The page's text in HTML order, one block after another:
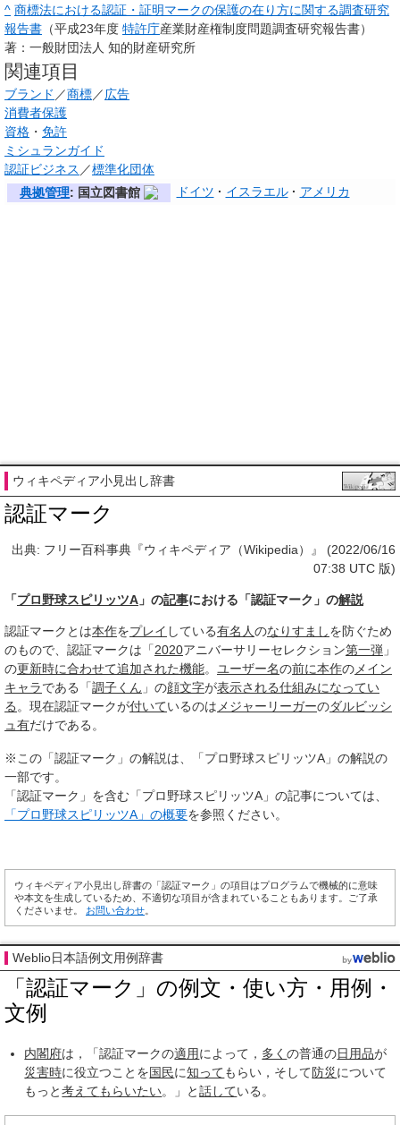
^ 商標法における認証・証明マークの保護の在り方に関する調査研究
報告書 （平成23年度 特許庁産業財産権制度問題調査研究報告書）
著：一般財団法人 知的財産研究所
関連項目
ブランド ／商標／広告
消費者保護
資格 ・ 免許
ミシュランガイド
認証ビジネス ／標準化団体
典拠管理: 国立図書館 ドイツ イスラエル アメリカ
ウィキペディア小見出し辞書
認証マーク
出典: フリー百科事典『ウィキペディア（Wikipedia）』 (2022/06/16
07:38 UTC 版)
「プロ野球スピリッツA 」の記事における「認証マーク」の解説
認証マークとは本作をプレイ している有名人のなりすましを防ぐため
のもので、認証マークは「2020アニバーサリーセレクション第一弾 」
の更新時に合わせて追加された機能。 ユーザー名の前に本作のメイン
キャラである「調子くん 」の顔文字が表示される仕組みになってい
る。現在認証マークが付いているのはメジャーリーガーのダルビッシ
ュ有だけである。
※この「認証マーク」の解説は、「プロ野球スピリッツA」の解説の
一部です。
「認証マーク」を含む「プロ野球スピリッツA」の記事については、
「プロ野球スピリッツA」の概要を参照ください。
ウィキペディア小見出し辞書の「認証マーク」の項目はプログラムで機械的に意味
や本文を生成しているため、不適切な項目が含まれていることもあります。ご了承
くださいませ。 お問い合わせ。
Weblio日本語例文用例辞書
「認証マーク」の例文・使い方・用例・
文例
内閣府は，「認証マークの適用によって， 多くの普通の日用品が
災害時に役立つことを国民に知ってもらい，そして防災について
もっと考えてもらいたい。」と話している。